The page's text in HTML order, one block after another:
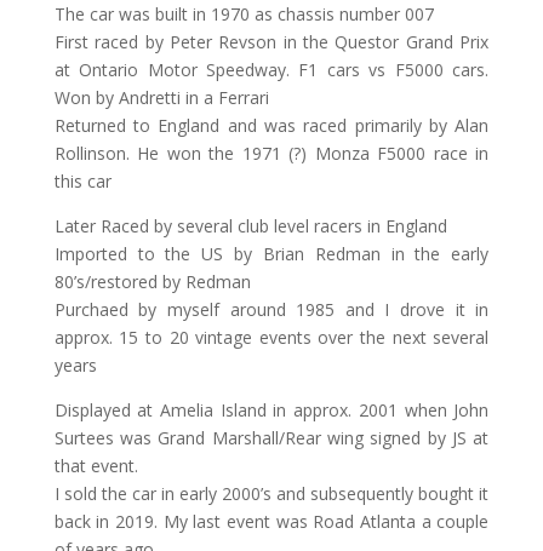
The car was built in 1970 as chassis number 007
First raced by Peter Revson in the Questor Grand Prix
at Ontario Motor Speedway. F1 cars vs F5000 cars.
Won by Andretti in a Ferrari
Returned to England and was raced primarily by Alan
Rollinson. He won the 1971 (?) Monza F5000 race in
this car
Later Raced by several club level racers in England
Imported to the US by Brian Redman in the early
80’s/restored by Redman
Purchaed by myself around 1985 and I drove it in
approx. 15 to 20 vintage events over the next several
years
Displayed at Amelia Island in approx. 2001 when John
Surtees was Grand Marshall/Rear wing signed by JS at
that event.
I sold the car in early 2000’s and subsequently bought it
back in 2019. My last event was Road Atlanta a couple